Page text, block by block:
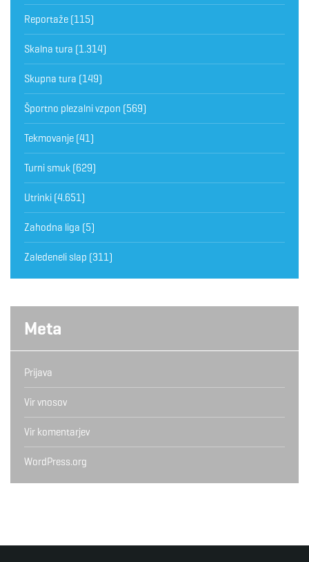
Reportaže (115)
Skalna tura (1.314)
Skupna tura (149)
Športno plezalni vzpon (569)
Tekmovanje (41)
Turni smuk (629)
Utrinki (4.651)
Zahodna liga (5)
Zaledeneli slap (311)
Meta
Prijava
Vir vnosov
Vir komentarjev
WordPress.org